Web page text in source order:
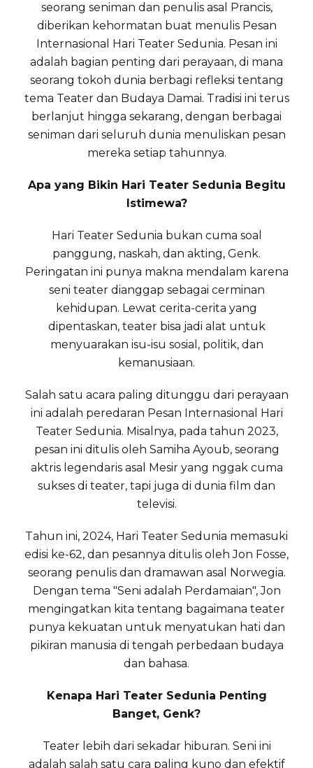
seorang seniman dan penulis asal Prancis,
diberikan kehormatan buat menulis Pesan
Internasional Hari Teater Sedunia. Pesan ini
adalah bagian penting dari perayaan, di mana
seorang tokoh dunia berbagi refleksi tentang
tema Teater dan Budaya Damai. Tradisi ini terus
berlanjut hingga sekarang, dengan berbagai
seniman dari seluruh dunia menuliskan pesan
mereka setiap tahunnya.
Apa yang Bikin Hari Teater Sedunia Begitu
Istimewa?
Hari Teater Sedunia bukan cuma soal
panggung, naskah, dan akting, Genk.
Peringatan ini punya makna mendalam karena
seni teater dianggap sebagai cerminan
kehidupan. Lewat cerita-cerita yang
dipentaskan, teater bisa jadi alat untuk
menyuarakan isu-isu sosial, politik, dan
kemanusiaan.
Salah satu acara paling ditunggu dari perayaan
ini adalah peredaran Pesan Internasional Hari
Teater Sedunia. Misalnya, pada tahun 2023,
pesan ini ditulis oleh Samiha Ayoub, seorang
aktris legendaris asal Mesir yang nggak cuma
sukses di teater, tapi juga di dunia film dan
televisi.
Tahun ini, 2024, Hari Teater Sedunia memasuki
edisi ke-62, dan pesannya ditulis oleh Jon Fosse,
seorang penulis dan dramawan asal Norwegia.
Dengan tema "Seni adalah Perdamaian", Jon
mengingatkan kita tentang bagaimana teater
punya kekuatan untuk menyatukan hati dan
pikiran manusia di tengah perbedaan budaya
dan bahasa.
Kenapa Hari Teater Sedunia Penting
Banget, Genk?
Teater lebih dari sekadar hiburan. Seni ini
adalah salah satu cara paling kuno dan efektif